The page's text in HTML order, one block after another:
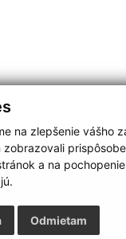
na zlepšenie vášho
a na
Odmietam